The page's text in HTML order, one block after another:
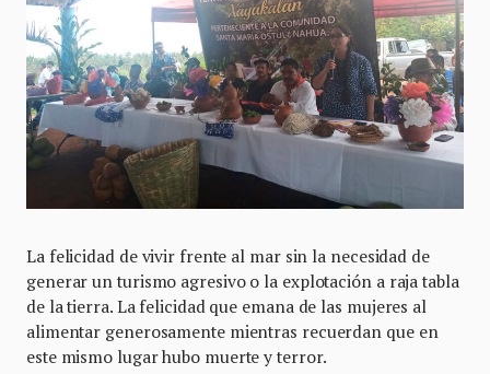
La felicidad de vivir frente al mar sin la necesidad de
generar un turismo agresivo o la explotación a raja tabla
de la tierra. La felicidad que emana de las mujeres al
alimentar generosamente mientras recuerdan que en
este mismo lugar hubo muerte y terror.